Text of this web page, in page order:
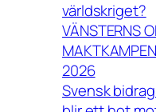
världskriget?
VÄNSTERNS
2026
Svensk